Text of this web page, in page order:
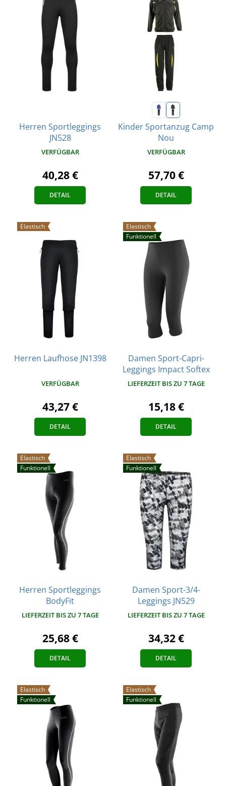
Herren Sportleggings
JN528
VERFÜGBAR
40,28 €
DETAIL
Kinder Sportanzug Camp
Nou
VERFÜGBAR
57,70 €
DETAIL
Elastisch
Herren Laufhose JN1398
VERFÜGBAR
43,27 €
DETAIL
Elastisch
Funktionell
Damen Sport-Capri-
Leggings Impact Softex
LIEFERZEIT BIS ZU 7 TAGE
15,18 €
DETAIL
Elastisch
Funktionell
Herren Sportleggings
BodyFit
LIEFERZEIT BIS ZU 7 TAGE
25,68 €
DETAIL
Elastisch
Funktionell
Damen Sport-3/4-
Leggings JN529
LIEFERZEIT BIS ZU 7 TAGE
34,32 €
DETAIL
Elastisch
Funktionell
Elastisch
Funktionell